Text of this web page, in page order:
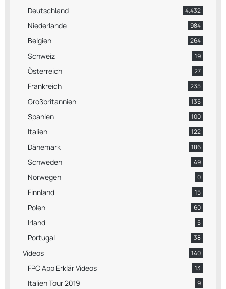
Deutschland 4,432
Niederlande 984
Belgien 264
Schweiz 19
Österreich 27
Frankreich 235
Großbritannien 135
Spanien 100
Italien 122
Dänemark 186
Schweden 49
Norwegen 0
Finnland 15
Polen 60
Irland 5
Portugal 38
Videos 140
FPC App Erklär Videos 13
Italien Tour 2019 9